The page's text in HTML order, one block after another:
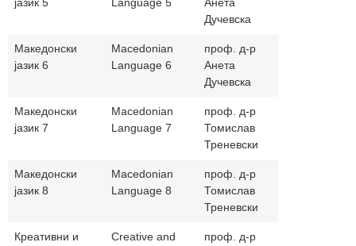
Дучевска
Македонски
јазик 6
Macedonian
Language 6
проф. д-р
Анета
Дучевска
Македонски
јазик 7
Macedonian
Language 7
проф. д-р
Томислав
Треневски
Македонски
јазик 8
Macedonian
Language 8
проф. д-р
Томислав
Треневски
Креативни и
Creative and
проф. д-р